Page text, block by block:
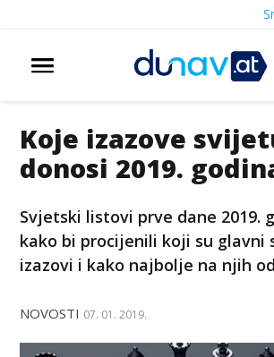
Koje izazove
donosi 2019.
Svjetski listovi prve dane 2019.
kako bi procijenili koji su glavni
izazovi i kako najbolje na njih
NOVOSTI 07. 01. 2019.